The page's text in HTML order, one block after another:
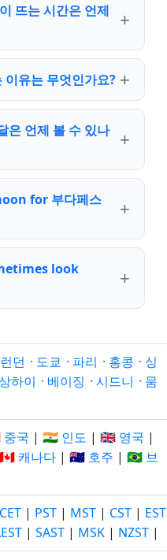
뜨는 시간은 언제
이유는 무엇인가요?
은 언제 볼 수 있나
for 부다페스
look
런던 · 도쿄 · 파리 · 홍콩 · 싱
하이 · 베이징 · 시드니 · 뭄
국 | 🇮🇳 인도 | 🇬🇧 영국 |
🇨🇦 캐나다 | 🇦🇺 호주 | 🇧🇷 브
CET | PST | MST | CST | EST
| SAST | MSK | NZST |